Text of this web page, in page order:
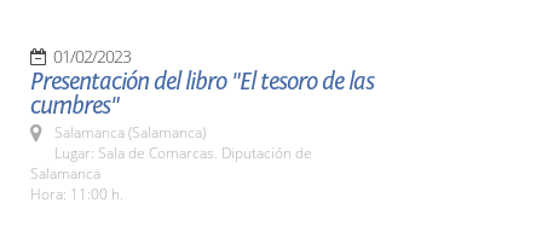
01/02/2023
Presentación del libro "El tesoro de las
cumbres"
Salamanca (Salamanca)
Lugar: Sala de Comarcas. Diputación de
Salamanca
Hora: 11:00 h.